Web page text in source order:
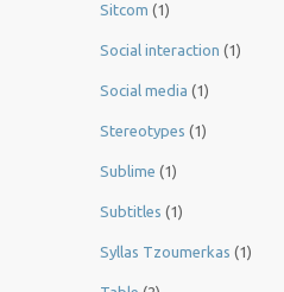
Sitcom (1)
Social interaction (1)
Social media (1)
Stereotypes (1)
Sublime (1)
Subtitles (1)
Syllas Tzoumerkas (1)